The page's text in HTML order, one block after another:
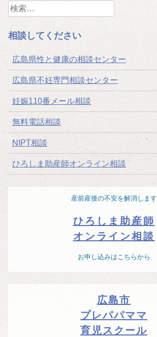
検
索:
相談してください
広島県性と健康の相談センター
広島県不妊専門相談センター
妊娠110番メール相談
無料電話相談
NIPT相談
ひろしま助産師オンライン相談
産前産後の不安を解消します
ひろしま助産師
オンライン相談
お申し込みはこちらから
広島市
プレパパママ
育児スクール